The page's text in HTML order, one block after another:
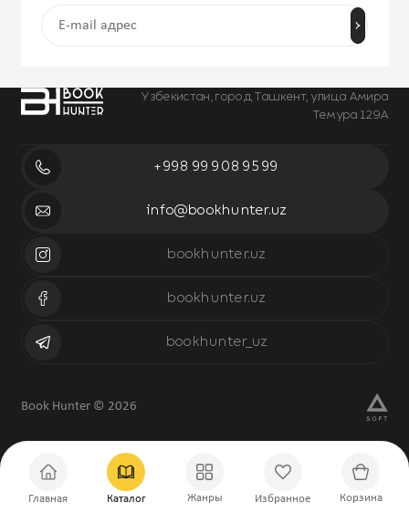
Главная Каталог Жанры Избранное Корзина
Узбекистан, город Ташкент, улица Амира
Темура 129А
+998 99 908 95 99
info@bookhunter.uz
bookhunter.uz
bookhunter.uz
bookhunter_uz
Book Hunter © 2026